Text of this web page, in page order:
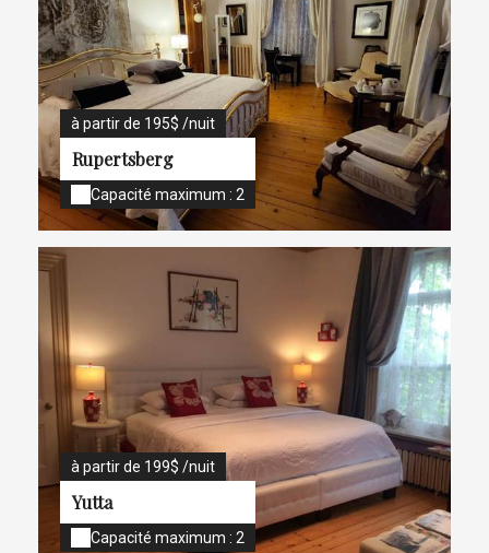
à partir de 195$ /nuit
Rupertsberg
Capacité maximum : 2
à partir de 199$ /nuit
Yutta
Capacité maximum : 2